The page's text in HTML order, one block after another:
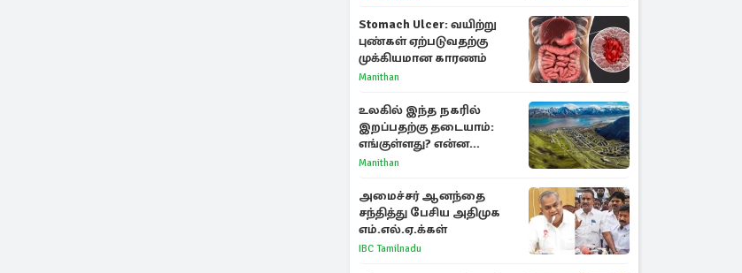
Stomach Ulcer: வயிற்று
புண்கள் ஏற்படுவதற்கு
முக்கியமான காரணம்
Manithan
உலகில் இந்த நகரில்
இறப்பதற்கு தடையாம்:
எங்குள்ளது? என்ன
காரணம் தெரியுமா?
Manithan
அமைச்சர் ஆனந்தை
சந்தித்து பேசிய அதிமுக
எம்.எல்.ஏ.க்கள்
IBC Tamilnadu